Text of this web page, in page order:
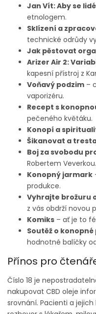
Jan Vít: Aby se
etnologem.
Sklízení a
technické odrůdy
Jak pěstovat
Arizer Air 2:
kapesní přístroj z
Voňavý podzim –
vaporizéru.
Recept s
pečeného květáku.
Konopí a
Šikanovat a
Boj za svobodu
Robertem Veverkou.
Konopný jarmark
produkce.
Vyhrajte brožuru
z vás obdrží novou
Komiks – ať je to
Soutěž o
hodnotné balíčky
Přínos pro
Číslo 18 je
nakupovat CBD oleje
srovnání. Pacienti a